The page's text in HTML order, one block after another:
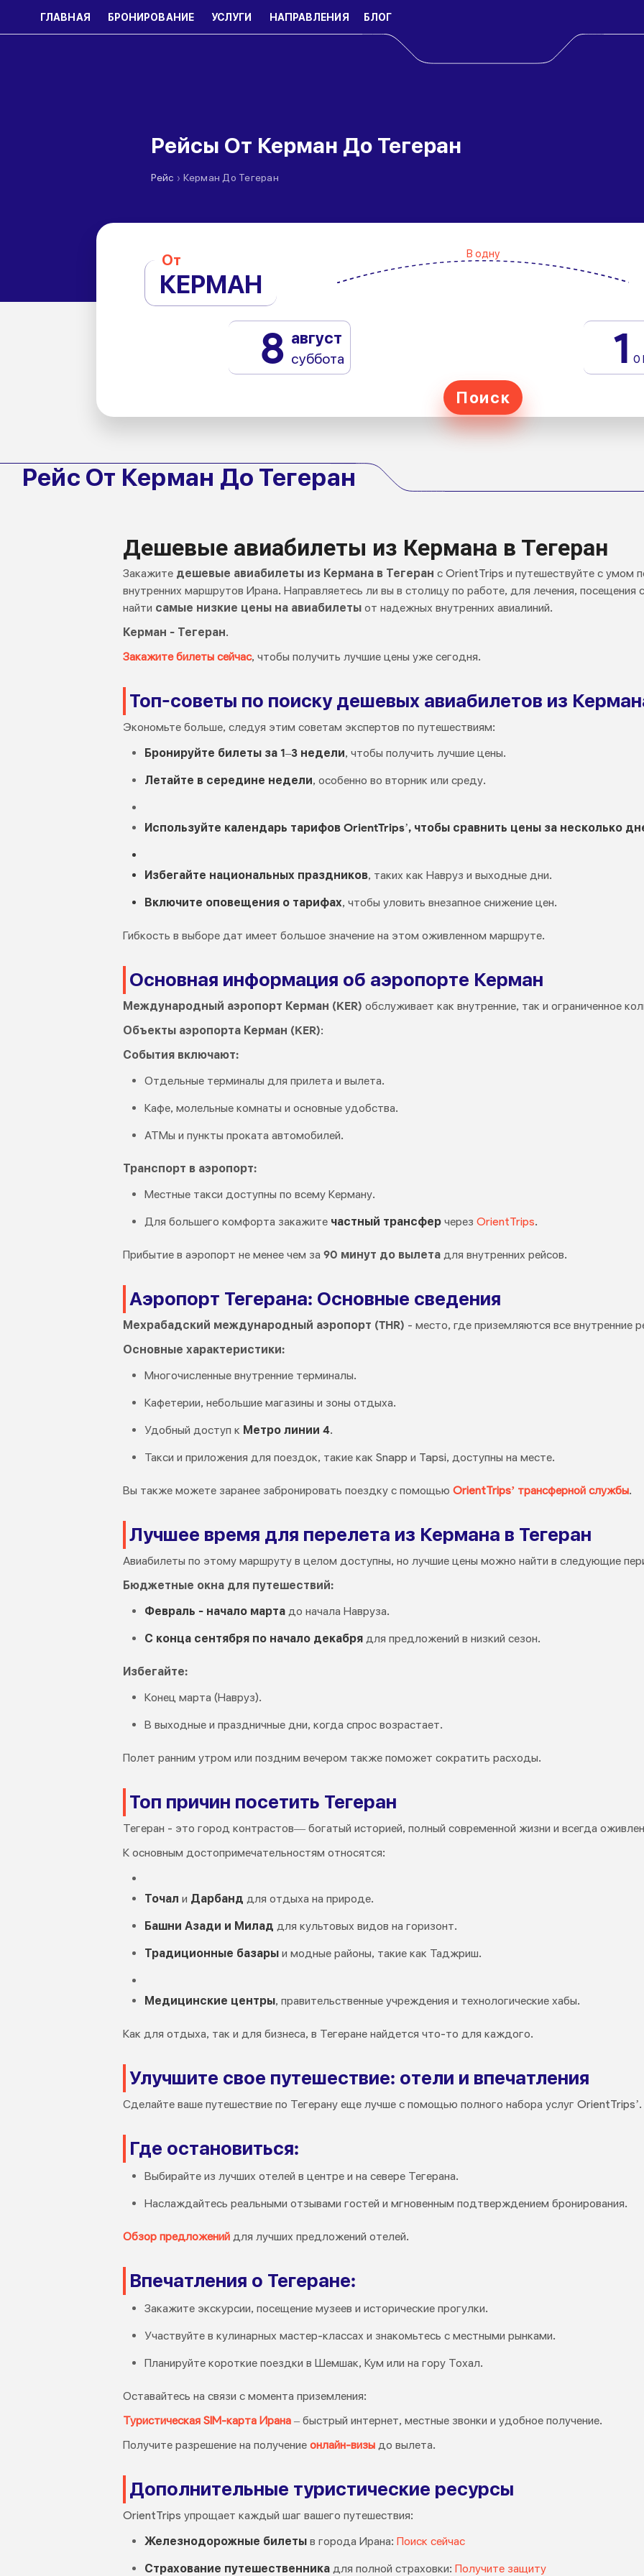
ГЛАВНАЯ БРОНИРОВАНИЕ УСЛУГИ НАПРАВЛЕНИЯ БЛОГ
Рейсы От Керман До Тегеран
Рейс › Керман До Тегеран
От
КЕРМАН
В одну
8 август
суббота 1 0
Поиск
Рейс От Керман До Тегеран
Дешевые авиабилеты из Кермана в Тегеран
Закажите дешевые авиабилеты из Кермана в Тегеран с OrientTrips и путешествуйте с умом
внутренних маршрутов Ирана. Направляетесь ли вы в столицу по работе, для лечения,
найти самые низкие цены на авиабилеты от надежных внутренних авиалиний.
Керман - Тегеран.
Закажите билеты сейчас, чтобы получить лучшие цены уже сегодня.
Топ-советы по поиску дешевых авиабилетов из
Экономьте больше, следуя этим советам экспертов по путешествиям:
Бронируйте билеты за 1–3 недели, чтобы получить лучшие цены.
Летайте в середине недели, особенно во вторник или среду.
Используйте календарь тарифов OrientTrips’, чтобы сравнить цены за несколько
Избегайте национальных праздников, таких как Навруз и выходные дни.
Включите оповещения о тарифах, чтобы уловить внезапное снижение цен.
Гибкость в выборе дат имеет большое значение на этом оживленном маршруте.
Основная информация об аэропорте Керман
Международный аэропорт Керман (KER) обслуживает как внутренние, так и ограниченное
Объекты аэропорта Керман (KER):
События включают:
Отдельные терминалы для прилета и вылета.
Кафе, молельные комнаты и основные удобства.
АТМы и пункты проката автомобилей.
Транспорт в аэропорт:
Местные такси доступны по всему Керману.
Для большего комфорта закажите частный трансфер через OrientTrips.
Прибытие в аэропорт не менее чем за 90 минут до вылета для внутренних рейсов.
Аэропорт Тегерана: Основные сведения
Мехрабадский международный аэропорт (THR) - место, где приземляются все внутренние
Основные характеристики:
Многочисленные внутренние терминалы.
Кафетерии, небольшие магазины и зоны отдыха.
Удобный доступ к Метро линии 4.
Такси и приложения для поездок, такие как Snapp и Tapsi, доступны на месте.
Вы также можете заранее забронировать поездку с помощью OrientTrips’ трансферной службы.
Лучшее время для перелета из Кермана в Тегеран
Авиабилеты по этому маршруту в целом доступны, но лучшие цены можно найти в следующие
Бюджетные окна для путешествий:
Февраль - начало марта до начала Навруза.
С конца сентября по начало декабря для предложений в низкий сезон.
Избегайте:
Конец марта (Навруз).
В выходные и праздничные дни, когда спрос возрастает.
Полет ранним утром или поздним вечером также поможет сократить расходы.
Топ причин посетить Тегеран
Тегеран - это город контрастов— богатый историей, полный современной жизни и всегда
К основным достопримечательностям относятся:
Точал и Дарбанд для отдыха на природе.
Башни Азади и Милад для культовых видов на горизонт.
Традиционные базары и модные районы, такие как Таджриш.
Медицинские центры, правительственные учреждения и технологические хабы.
Как для отдыха, так и для бизнеса, в Тегеране найдется что-то для каждого.
Улучшите свое путешествие: отели и впечатления
Сделайте ваше путешествие по Тегерану еще лучше с помощью полного набора услуг OrientTrips’.
Где остановиться:
Выбирайте из лучших отелей в центре и на севере Тегерана.
Наслаждайтесь реальными отзывами гостей и мгновенным подтверждением бронирования.
Обзор предложений для лучших предложений отелей.
Впечатления о Тегеране:
Закажите экскурсии, посещение музеев и исторические прогулки.
Участвуйте в кулинарных мастер-классах и знакомьтесь с местными рынками.
Планируйте короткие поездки в Шемшак, Кум или на гору Тохал.
Оставайтесь на связи с момента приземления:
Туристическая SIM-карта Ирана – быстрый интернет, местные звонки и удобное получение.
Получите разрешение на получение онлайн-визы до вылета.
Дополнительные туристические ресурсы
OrientTrips упрощает каждый шаг вашего путешествия:
Железнодорожные билеты в города Ирана: Поиск сейчас
Страхование путешественника для полной страховки: Получите защиту